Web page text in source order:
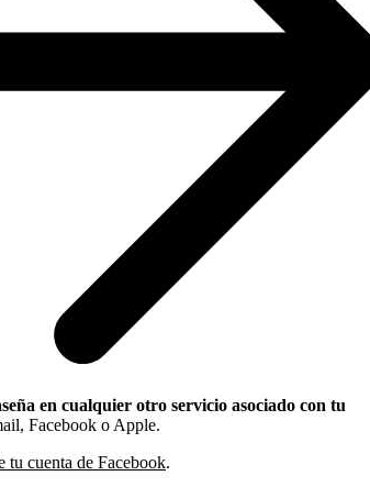
en cualquier otro servicio asociado con tu
Facebook o Apple.
tu cuenta de Facebook.